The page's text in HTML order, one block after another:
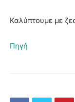
Καλύπτουμε με
Πηγή